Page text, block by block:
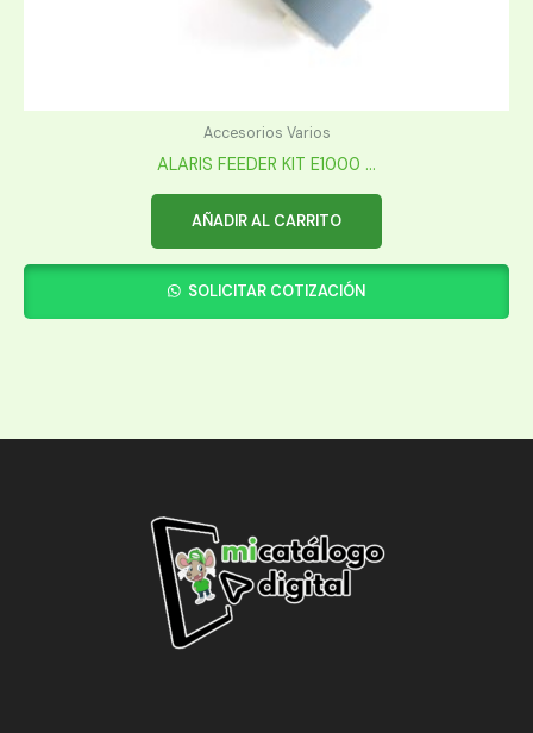
Accesorios Varios
ALARIS FEEDER KIT E1000 ...
AÑADIR AL CARRITO
SOLICITAR COTIZACIÓN